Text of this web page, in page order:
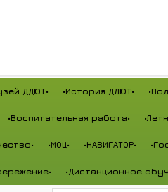
ДДЮТ• •История ДДЮТ•
•Воспитательная работа•
•МОЦ• •НАВИГАТОР•
•Дистанционное